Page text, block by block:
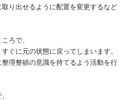
り出せるように配置を変更するなど
ろで、
ぐに元の状態に戻ってしまいます。
理整頓の意識を持てるよう活動を行